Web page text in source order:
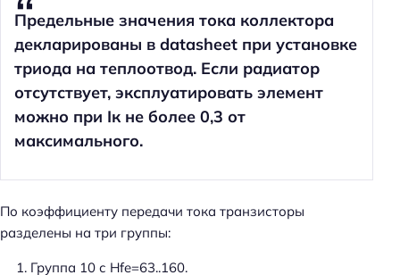
Предельные значения тока коллектора
декларированы в datasheet при установке
триода на теплоотвод. Если радиатор
отсутствует, эксплуатировать элемент
можно при Iк не более 0,3 от
максимального.
По коэффициенту передачи тока транзисторы
разделены на три группы:
Группа 10 с Hfe=63..160.